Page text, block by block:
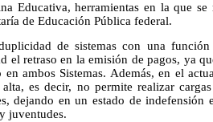
Educativa, herramientas en la que
de Educación Pública federal.
de sistemas con una
el retraso en la emisión de pagos, ya
en ambos Sistemas. Además, en el
es decir, no permite realizar
dejando en un estado de indefensión
juventudes.